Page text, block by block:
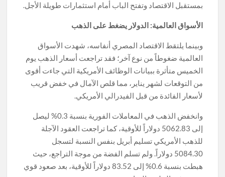
بمستقبل الاقتصاد وتفتح الباب أمام استثمارات طويلة الأجل.
الأسواق العالمية: الدولار يضغط على الذهب
وبينما يلتقط الاقتصاد المصري أنفاسه، شهدت الأسواق
العالمية ضغوطاً من نوع آخر؛ فقد تراجعت أسعار الذهب يوم
الخميس متأثرة ببيانات الوظائف الأمريكية التي جاءت أقوى
من التوقعات لشهر يناير، مما قلص الآمال في خفض قريب
لأسعار الفائدة من قبل الفيدرالي الأمريكي.
وانخفض الذهب في المعاملات الفورية بنسبة 0.3% ليصل
إلى 5062.83 دولاراً للأوقية، كما تراجعت العقود الآجلة
للذهب الأمريكي تسليم أبريل بنفس النسبة لتسجل
5084.30 دولاراً. ولم تسلم الفضة من موجة التراجع، حيث
هبطت بنسبة 0.6% إلى 83.52 دولاراً للأوقية، بعد صعود قوي